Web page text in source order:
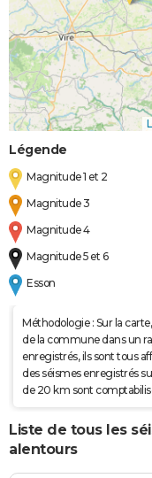
Légende
Magnitude 1 et 2
Magnitude 3
Magnitude 4
Magnitude 5 et 6
Esson
Méthodologie : Sur la
de la commune dans un
enregistrés, ils sont tous
des séismes enregistrés
de 20 km sont
Liste de tous les
alentours